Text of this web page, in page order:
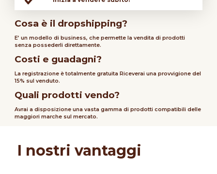
Cosa è il dropshipping?
E’ un modello di business, che permette la vendita di prodotti
senza possederli direttamente.
Costi e guadagni?
La registrazione è totalmente gratuita Riceverai una provvigione del
15% sul venduto.
Quali prodotti vendo?
Avrai a disposizione una vasta gamma di prodotti compatibili delle
maggiori marche sul mercato.
I nostri vantaggi